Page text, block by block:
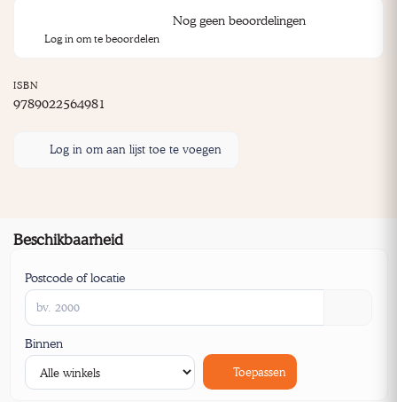
Nog geen beoordelingen
Log in om te beoordelen
ISBN
9789022564981
Log in om aan lijst toe te voegen
Beschikbaarheid
Postcode of locatie
Binnen
Toepassen